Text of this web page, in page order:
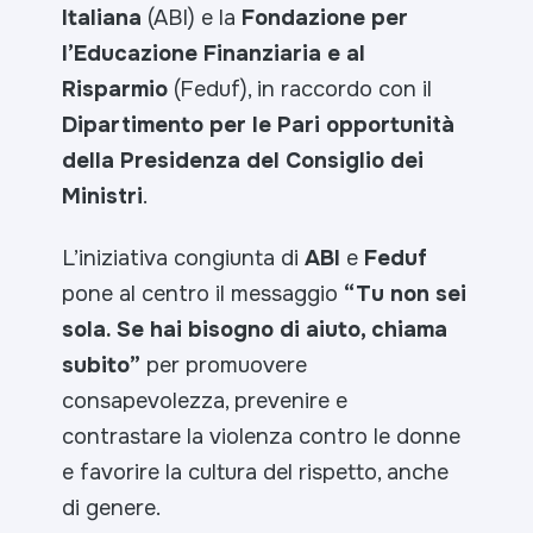
Italiana (ABI) e la Fondazione per
l’Educazione Finanziaria e al
Risparmio (Feduf), in raccordo con il
Dipartimento per le Pari opportunità
della Presidenza del Consiglio dei
Ministri.
L’iniziativa congiunta diABI e Feduf
pone al centro il messaggio “Tu non sei
sola. Se hai bisogno di aiuto, chiama
subito” per promuovere
consapevolezza, prevenire e
contrastare la violenza contro le donne
e favorire la cultura del rispetto, anche
di genere.